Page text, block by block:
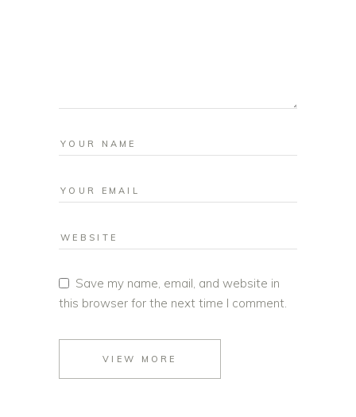
Save my name, email, and website in
this browser for the next time I comment.
VIEW MORE